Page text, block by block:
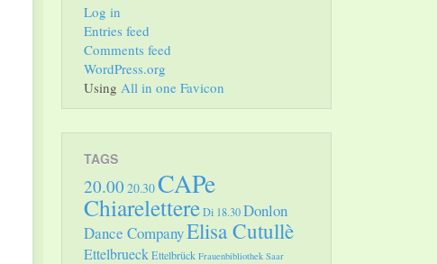
Log in
Entries feed
Comments feed
WordPress.org
Using All in one Favicon
TAGS
20.00 20.30CAPe
ChiarelettereDi 18.30Donlon
Dance CompanyElisa Cutullè
EttelbrueckEttelbrück Frauenbibliothek Saar